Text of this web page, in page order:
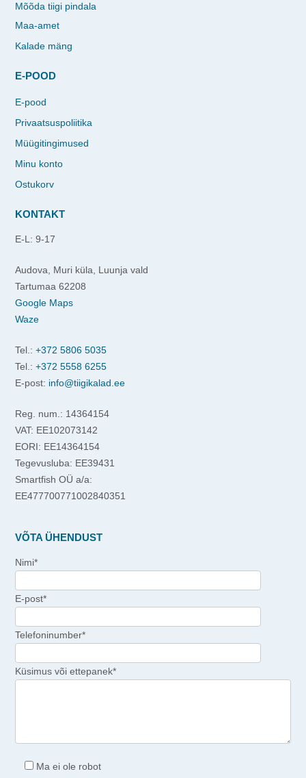
Mõõda tiigi pindala
Maa-amet
Kalade mäng
E-POOD
E-pood
Privaatsuspoliitika
Müügitingimused
Minu konto
Ostukorv
KONTAKT
E-L: 9-17
Audova, Muri küla, Luunja vald
Tartumaa 62208
Google Maps
Waze
Tel.: +372 5806 5035
Tel.: +372 5558 6255
E-post: info@tiigikalad.ee
Reg. num.: 14364154
VAT: EE102073142
EORI: EE14364154
Tegevusluba: EE39431
Smartfish OÜ a/a:
EE477700771002840351
VÕTA ÜHENDUST
Nimi*
E-post*
Telefoninumber*
Küsimus või ettepanek*
Ma ei ole robot